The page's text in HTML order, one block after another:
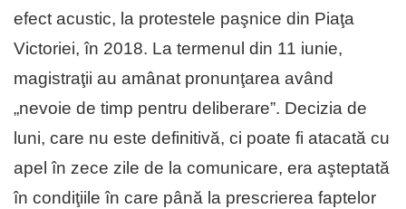
efect acustic, la protestele paşnice din Piaţa
Victoriei, în 2018. La termenul din 11 iunie,
magistraţii au amânat pronunţarea având
„nevoie de timp pentru deliberare”. Decizia de
luni, care nu este definitivă, ci poate fi atacată cu
apel în zece zile de la comunicare, era aşteptată
în condiţiile în care până la prescrierea faptelor